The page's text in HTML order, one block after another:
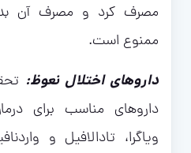
مصرف کرد و مصرف آن
ممنوع است.
داروهای اختلال نعوظ:
داروهای مناسب برای
ویاگرا، تادالافیل و